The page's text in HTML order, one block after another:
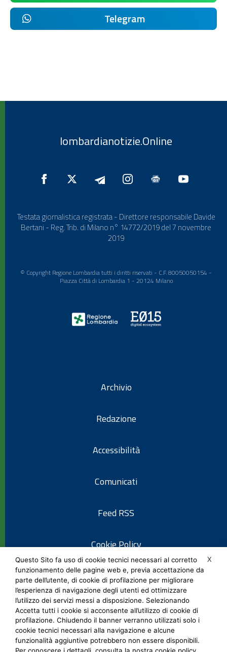
Telegram
lombardianotizie.Online
Testata giornalistica registrata - Direttore responsabile Davide
Bertani - Reg. Trib. di Milano n° 14772/2019 del 7 novembre
2019
© Copyright Regione Lombardia tutti i diritti riservati - C.F. 80050050154 -
Piazza Città di Lombardia 1 - 20124 Milano
Archivio
Redazione
Accessibilità
Comunicati
Feed RSS
Cookie Policy
Informativa privacy
Note legali
Social Media Policy
X
Questo Sito fa uso di cookie tecnici necessari al corretto
funzionamento delle pagine web e, previa accettazione da
parte dell’utente, di cookie di profilazione per migliorare
l’esperienza di navigazione degli utenti ed ottimizzare
l’utilizzo dei servizi messi a disposizione. Selezionando
Accetta tutti i cookie si acconsente all’utilizzo di cookie di
profilazione. Chiudendo il banner verranno utilizzati solo i
cookie tecnici necessari alla navigazione e alcune
funzionalità aggiuntive potrebbero non essere disponibili.